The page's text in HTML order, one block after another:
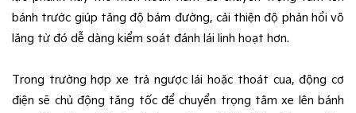
bánh trước giúp tăng độ bám đường, cải thiện độ phản hồi vô
lăng từ đó dễ dàng kiểm soát đánh lái linh hoạt hơn.
Trong trường hợp xe trả ngược lái hoặc thoát cua, động cơ
điện sẽ chủ động tăng tốc để chuyển trọng tâm xe lên bánh